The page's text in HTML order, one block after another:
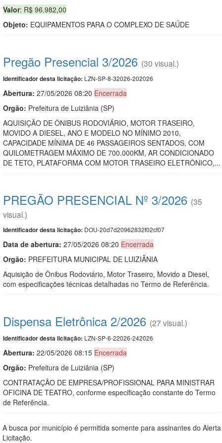
Valor: R$ 96.982,00
Objeto: EQUIPAMENTOS PARA O COMPLEXO DE SAÚDE
Pregão Presencial 3/2026 (30 visual.)
Identificador desta licitação: LZN-SP-8-32026-202026
Abertura: 27/05/2026 08:20 Encerrada
Orgão: Prefeitura de Luiziânia (SP)
AQUISIÇÃO DE ÔNIBUS RODOVIÁRIO, MOTOR TRASEIRO,
MOVIDO A DIESEL, ANO E MODELO NO MÍNIMO 2010,
CAPACIDADE MÍNIMA DE 46 PASSAGEIROS SENTADOS, COM
QUILOMETRAGEM MÁXIMO DE 700.000KM, AR CONDICIONADO
DE TETO, PLATAFORMA COM MOTOR TRASEIRO ELETRÔNICO,...
PREGÃO PRESENCIAL Nº 3/2026 (35
visual.)
Identificador desta licitação: DOU-20d7d20962832f02cf07
Data de abertura: 27/05/2026 08:20 Encerrada
Orgão: PREFEITURA MUNICIPAL DE LUIZIÂNIA
Aquisição de Ônibus Rodoviário, Motor Traseiro, Movido a Diesel,
com especificações técnicas detalhadas no Termo de Referência.
Dispensa Eletrônica 2/2026 (27 visual.)
Identificador desta licitação: LZN-SP-6-22026-242026
Abertura: 22/05/2026 08:15 Encerrada
Orgão: Prefeitura de Luiziânia (SP)
CONTRATAÇÃO DE EMPRESA/PROFISSIONAL PARA MINISTRAR
OFICINA DE TEATRO, conforme especificação constante do Termo
de Referência.
A busca por município é permitida somente para assinantes do Alerta
Licitação.